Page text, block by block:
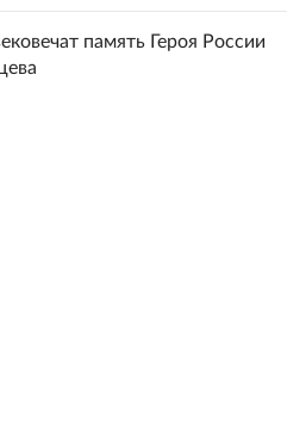
память Героя России